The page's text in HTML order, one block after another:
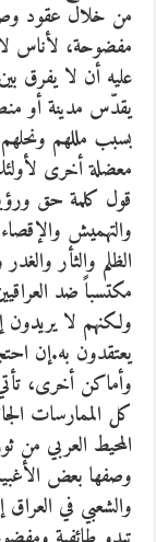
من خلال عقود
مفضوحة، لأناس لا
عليه أن لا يفرق
يقدّس مدينة أو
بسبب مللهم
معضلة أخرى
قول كلمة حق
والتهميش
الظلم والثأر
مكتسباً ضد
ولكنهم لا يريدون
يعتقدون به.إن
وأماكن أخرى،
كل الممارسات
المحيط العربي من
وصفها بعض
والشعبي في